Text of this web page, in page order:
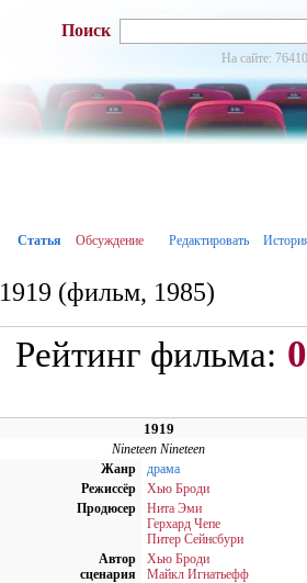
Поиск
На сайте:
Статья Обсуждение Редактировать
1919 (фильм, 1985)
Рейтинг фильма: 0
1919
Nineteen Nineteen
Жанр
драма
Режиссёр
Хью Броди
Продюсер
Нита Эми
Герхард Чепе
Питер Сейнсбури
Автор
сценария
Хью Броди
Майкл Игнатьефф